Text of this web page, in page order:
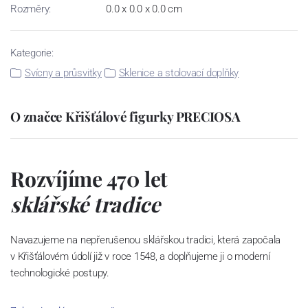
Rozměry:
0.0 x 0.0 x 0.0 cm
Kategorie:
Svícny a průsvitky
Sklenice a stolovací doplňky
O značce Křišťálové figurky PRECIOSA
Rozvíjíme 470 let
sklářské tradice
Navazujeme na nepřerušenou sklářskou tradici, která započala
v Křišťálovém údolí již v roce 1548, a doplňujeme ji o moderní
technologické postupy.